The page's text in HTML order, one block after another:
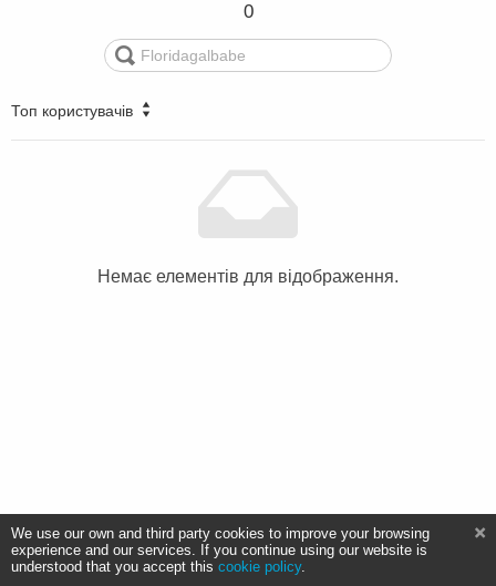
0
Топ користувачів
Немає елементів для відображення.
We use our own and third party cookies to improve your browsing
experience and our services. If you continue using our website is
understood that you accept this cookie policy.